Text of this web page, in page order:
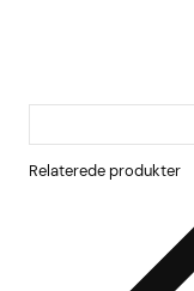
Relaterede produkter